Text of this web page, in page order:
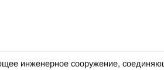
инженерное сооружение,